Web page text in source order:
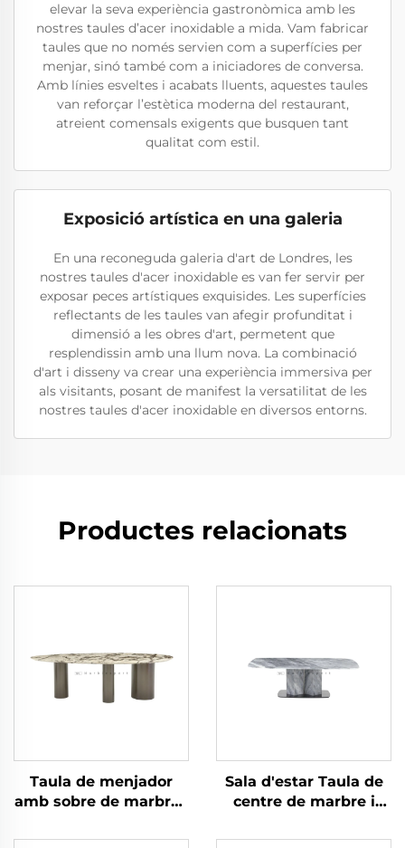
elevar la seva experiència gastronòmica amb les
nostres taules d’acer inoxidable a mida. Vam fabricar
taules que no només servien com a superfícies per
menjar, sinó també com a iniciadores de conversa.
Amb línies esveltes i acabats lluents, aquestes taules
van reforçar l’estètica moderna del restaurant,
atreient comensals exigents que busquen tant
qualitat com estil.
Exposició artística en una galeria
En una reconeguda galeria d'art de Londres, les
nostres taules d'acer inoxidable es van fer servir per
exposar peces artístiques exquisides. Les superfícies
reflectants de les taules van afegir profunditat i
dimensió a les obres d'art, permetent que
resplendissin amb una llum nova. La combinació
d'art i disseny va crear una experiència immersiva per
als visitants, posant de manifest la versatilitat de les
nostres taules d'acer inoxidable en diversos entorns.
Productes relacionats
Taula de menjador
amb sobre de marbre i
inoxidable
Sala d'estar Taula de
centre de marbre i